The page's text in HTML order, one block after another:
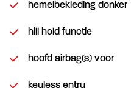
hemelbekleding donker
hill hold functie
hoofd airbag(s) voor
keyless entry